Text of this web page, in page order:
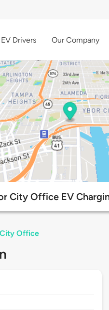
EV Drivers Our Company
City Office EV
Office